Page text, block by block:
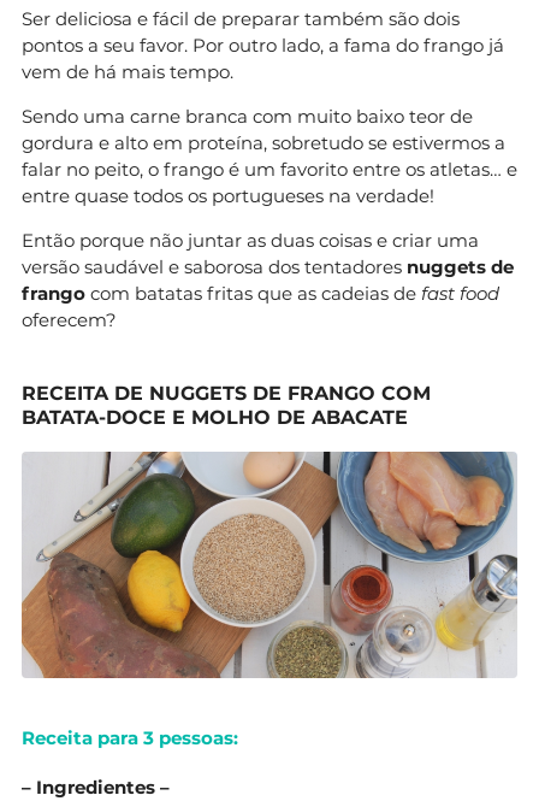
Ser deliciosa e fácil de preparar também são dois
pontos a seu favor. Por outro lado, a fama do frango já
vem de há mais tempo.
Sendo uma carne branca com muito baixo teor de
gordura e alto em proteína, sobretudo se estivermos a
falar no peito, o frango é um favorito entre os atletas… e
entre quase todos os portugueses na verdade!
Então porque não juntar as duas coisas e criar uma
versão saudável e saborosa dos tentadores nuggets de
frango com batatas fritas que as cadeias de fast food
oferecem?
RECEITA DE NUGGETS DE FRANGO COM
BATATA-DOCE E MOLHO DE ABACATE
Receita para 3 pessoas:
– Ingredientes –